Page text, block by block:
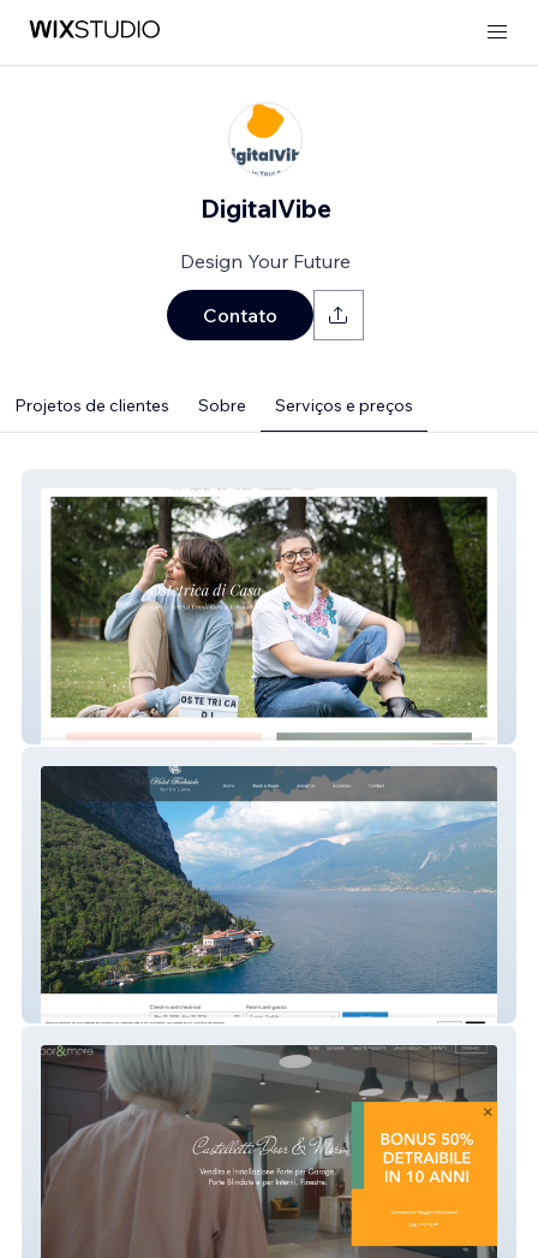
DigitalVibe
Design Your Future
Contato
Projetos de clientes Sobre Serviços e preços
Hotel Forbisicle